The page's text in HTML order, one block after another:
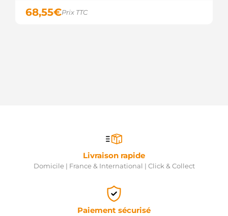
68,55€Prix TTC
Livraison rapide
Domicile | France & International | Click & Collect
Paiement sécurisé